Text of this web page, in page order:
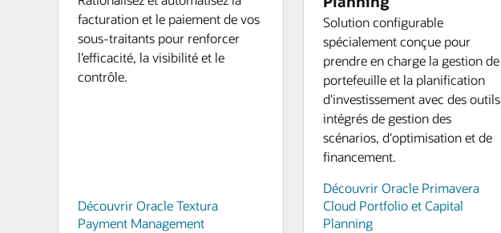
collaborateur à prospérer.
Oracle ME : expérience collaborateur
de perception et de décision prédéfinis et à des
chatbots prêts à l'emploi. Ou créez et entraînez
vos propres modèles avec nos services de data
science.
facturation et le paiement de vos
sous-traitants pour renforcer
l’efficacité, la visibilité et le
contrôle.
Découvrir Oracle Textura
Payment Management
Solution configurable
spécialement conçue pour
prendre en charge la gestion de
portefeuille et la planification
d'investissement avec des outils
intégrés de gestion des
scénarios, d'optimisation et de
financement.
Découvrir Oracle Primavera
Cloud Portfolio et Capital
Planning